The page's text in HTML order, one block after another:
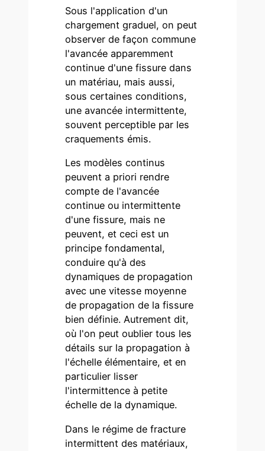
Sous l'application d'un
chargement graduel, on peut
observer de façon commune
l'avancée apparemment
continue d'une fissure dans
un matériau, mais aussi,
sous certaines conditions,
une avancée intermittente,
souvent perceptible par les
craquements émis.
Les modèles continus
peuvent a priori rendre
compte de l'avancée
continue ou intermittente
d'une fissure, mais ne
peuvent, et ceci est un
principe fondamental,
conduire qu'à des
dynamiques de propagation
avec une vitesse moyenne
de propagation de la fissure
bien définie. Autrement dit,
où l'on peut oublier tous les
détails sur la propagation à
l'échelle élémentaire, et en
particulier lisser
l'intermittence à petite
échelle de la dynamique.
Dans le régime de fracture
intermittent des matériaux,